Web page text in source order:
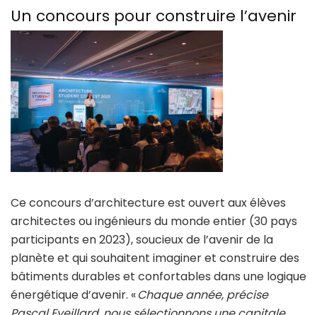
Un concours pour construire l’avenir
Ce concours d’architecture est ouvert aux élèves
architectes ou ingénieurs du monde entier (30 pays
participants en 2023), soucieux de l’avenir de la
planète et qui souhaitent imaginer et construire des
bâtiments durables et confortables dans une logique
énergétique d’avenir. «Chaque année, précise